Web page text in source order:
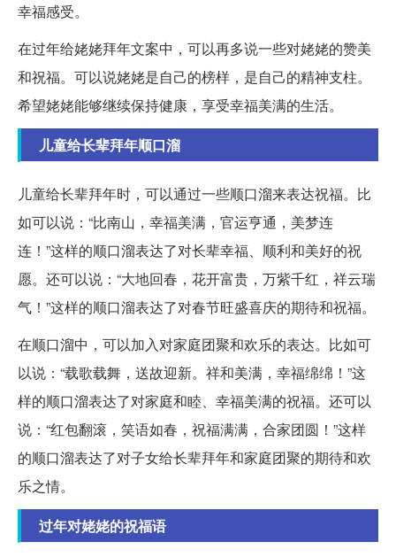
幸福感受。
在过年给姥姥拜年文案中，可以再多说一些对姥姥的赞美
和祝福。可以说姥姥是自己的榜样，是自己的精神支柱。
希望姥姥能够继续保持健康，享受幸福美满的生活。
儿童给长辈拜年顺口溜
儿童给长辈拜年时，可以通过一些顺口溜来表达祝福。比
如可以说：“比南山，幸福美满，官运亨通，美梦连
连！”这样的顺口溜表达了对长辈幸福、顺利和美好的祝
愿。还可以说：“大地回春，花开富贵，万紫千红，祥云瑞
气！”这样的顺口溜表达了对春节旺盛喜庆的期待和祝福。
在顺口溜中，可以加入对家庭团聚和欢乐的表达。比如可
以说：“载歌载舞，送故迎新。祥和美满，幸福绵绵！”这
样的顺口溜表达了对家庭和睦、幸福美满的祝福。还可以
说：“红包翻滚，笑语如春，祝福满满，合家团圆！”这样
的顺口溜表达了对子女给长辈拜年和家庭团聚的期待和欢
乐之情。
过年对姥姥的祝福语